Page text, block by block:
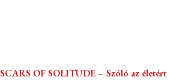
SCARS OF SOLITUDE – Szóló az életért